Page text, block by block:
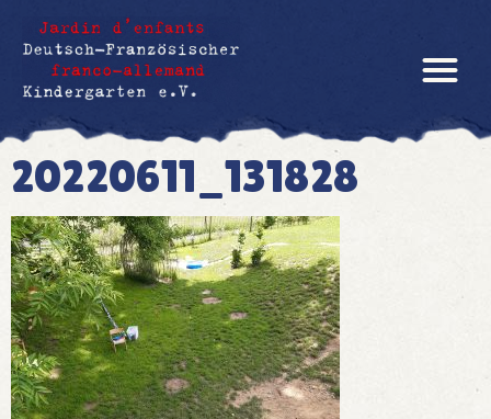
20220611_131828